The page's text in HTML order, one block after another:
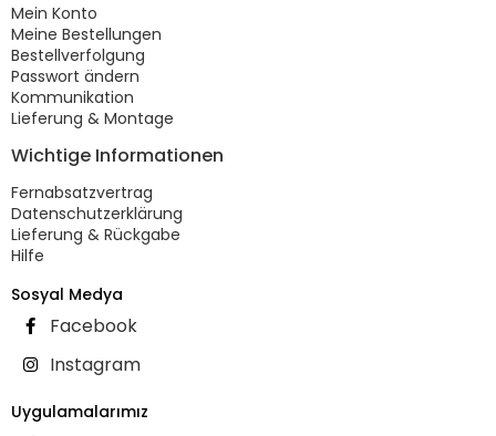
Mein Konto
Meine Bestellungen
Bestellverfolgung
Passwort ändern
Kommunikation
Lieferung & Montage
Wichtige Informationen
Fernabsatzvertrag
Datenschutzerklärung
Lieferung & Rückgabe
Hilfe
Sosyal Medya
Facebook
Instagram
Uygulamalarımız